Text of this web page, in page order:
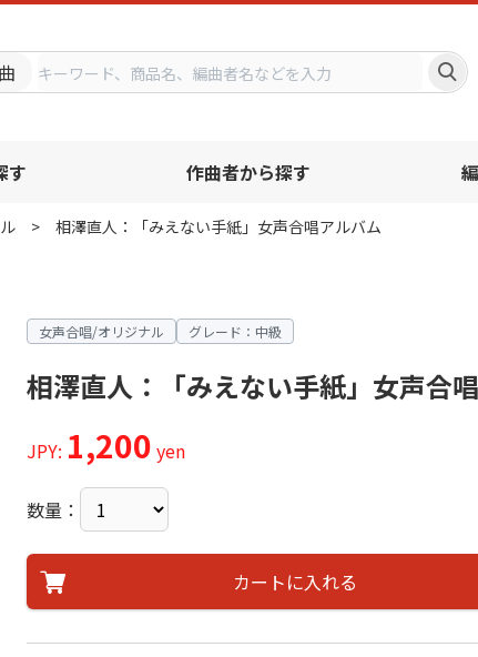
す 作曲者から探す
相澤直人：「みえない手紙」女声合唱アルバム
女声合唱/オリジナル グレード：中級
相澤直人：「みえない手紙」女声合
JPY: 1,200 yen
数量：
カートに入れる